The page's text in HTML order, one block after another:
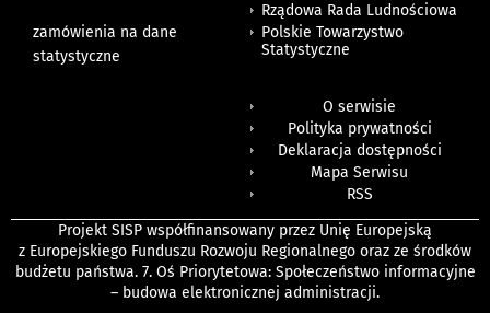
zamówienia na dane
statystyczne
Rządowa Rada Ludnościowa
Polskie Towarzystwo
Statystyczne
O serwisie
Polityka prywatności
Deklaracja dostępności
Mapa Serwisu
RSS
Projekt SISP współfinansowany przez Unię Europejską
z Europejskiego Funduszu Rozwoju Regionalnego oraz ze środków
budżetu państwa. 7. Oś Priorytetowa: Społeczeństwo informacyjne
– budowa elektronicznej administracji.